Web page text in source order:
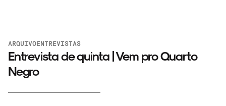
ARQUIVOENTREVISTAS
Entrevista de quinta | Vem pro Quarto
Negro